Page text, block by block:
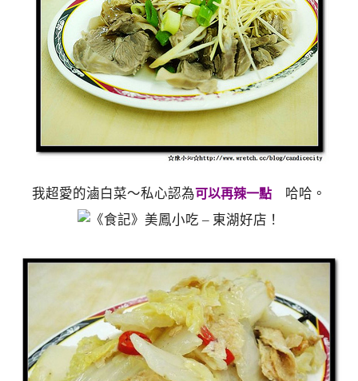
我超愛的滷白菜～私心認為可以再辣一點 哈哈。